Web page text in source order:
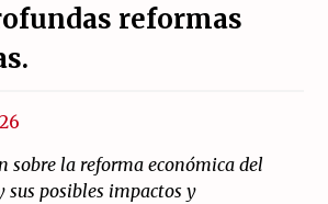
reformas
sobre la reforma económica del
sus posibles impactos y